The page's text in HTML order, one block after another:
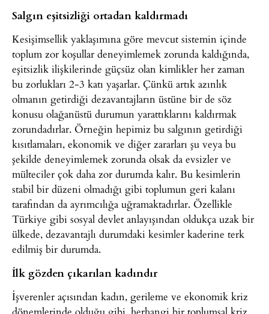
Salgın eşitsizliği ortadan kaldırmadı
Kesişimsellik yaklaşımına göre mevcut sistemin içinde
toplum zor koşullar deneyimlemek zorunda kaldığında,
eşitsizlik ilişkilerinde güçsüz olan kimlikler her zaman
bu zorlukları 2-3 katı yaşarlar. Çünkü artık azınlık
olmanın getirdiği dezavantajların üstüne bir de söz
konusu olağanüstü durumun yarattıklarını kaldırmak
zorundadırlar. Örneğin hepimiz bu salgının getirdiği
kısıtlamaları, ekonomik ve diğer zararları şu veya bu
şekilde deneyimlemek zorunda olsak da evsizler ve
mülteciler çok daha zor durumda kalır. Bu kesimlerin
stabil bir düzeni olmadığı gibi toplumun geri kalanı
tarafından da ayrımcılığa uğramaktadırlar. Özellikle
Türkiye gibi sosyal devlet anlayışından oldukça uzak bir
ülkede, dezavantajlı durumdaki kesimler kaderine terk
edilmiş bir durumda.
İlk gözden çıkarılan kadındır
İşverenler açısından kadın, gerileme ve ekonomik kriz